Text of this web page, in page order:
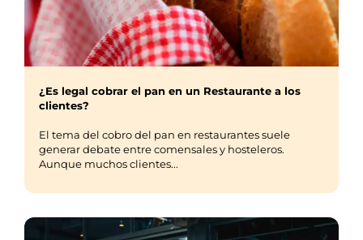
¿Es legal cobrar el pan en un Restaurante a los
clientes?
El tema del cobro del pan en restaurantes suele
generar debate entre comensales y hosteleros.
Aunque muchos clientes...